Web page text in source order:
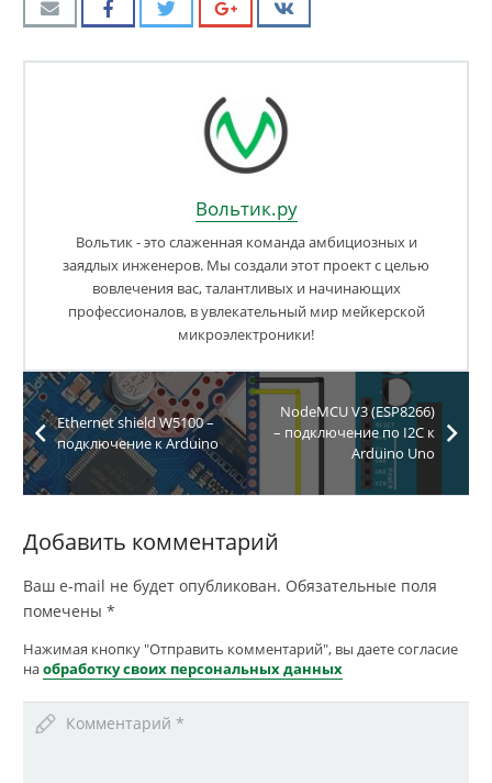
Вольтик.ру
Вольтик - это слаженная команда амбициозных и
заядлых инженеров. Мы создали этот проект с целью
вовлечения вас, талантливых и начинающих
профессионалов, в увлекательный мир мейкерской
микроэлектроники!
Ethernet shield W5100 –
подключение к Arduino
NodeMCU V3 (ESP8266)
– подключение по I2C к
Arduino Uno
Добавить комментарий
Ваш e-mail не будет опубликован. Обязательные поля
помечены *
Нажимая кнопку "Отправить комментарий", вы даете согласие
наобработку своих персональных данных